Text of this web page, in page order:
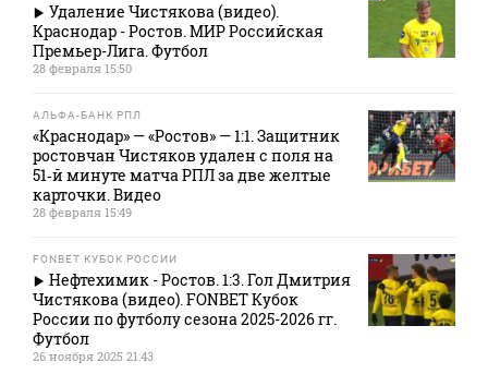
Удаление Чистякова (видео).
Краснодар - Ростов. МИР Российская
Премьер-Лига. Футбол
28 февраля 15:50
АЛЬФА-БАНК РПЛ
«Краснодар» — «Ростов» — 1:1. Защитник
ростовчан Чистяков удален с поля на
51‑й минуте матча РПЛ за две желтые
карточки. Видео
28 февраля 15:49
FONBET КУБОК РОССИИ
Нефтехимик - Ростов. 1:3. Гол Дмитрия
Чистякова (видео). FONBET Кубок
России по футболу сезона 2025-2026 гг.
Футбол
26 ноября 2025 21:43